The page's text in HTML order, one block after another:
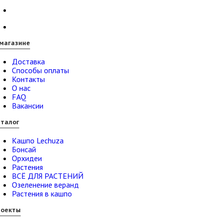
Доставка
Способы оплаты
Контакты
О нас
FAQ
Вакансии
Кашпо Lechuza
Бонсай
Орхидеи
Растения
ВСЁ ДЛЯ РАСТЕНИЙ
Озеленение веранд
Растения в кашпо